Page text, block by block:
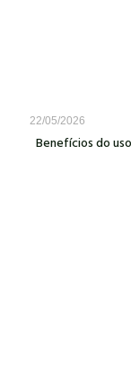
22/05/2026
Benefícios do